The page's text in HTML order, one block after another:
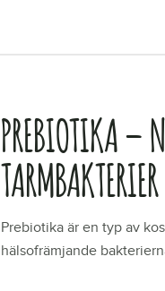
PREBIOTIKA –
TARMBAKTERIER
Prebiotika är en typ av
hälsofrämjande